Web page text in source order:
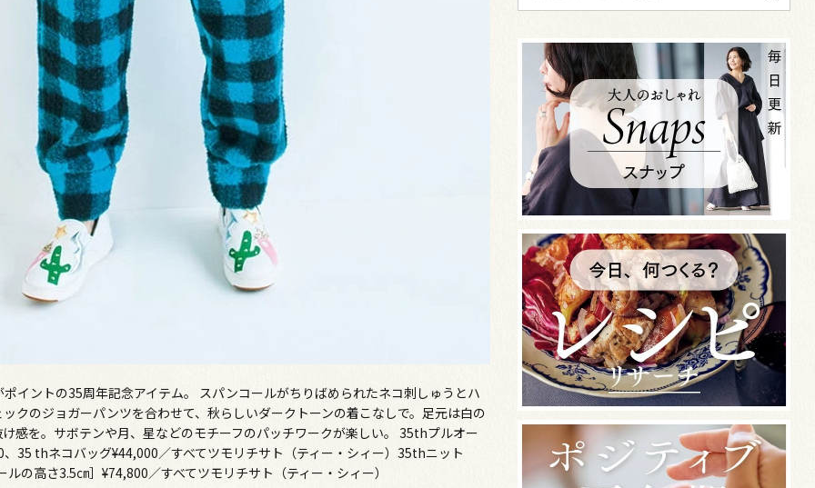
イントの35周年記念アイテム。 スパンコールがちりばめられたネコ刺しゅうとハ
クのジョガーパンツを合わせて、秋らしいダークトーンの着こなしで。足元は白の
感を。サボテンや月、星などのモチーフのパッチワークが楽しい。 35thプルオー
35 thネコバッグ¥44,000／すべてツモリチサト（ティー・シィー）35thニット
の高さ3.5㎝］¥74,800／すべてツモリチサト（ティー・シィー）